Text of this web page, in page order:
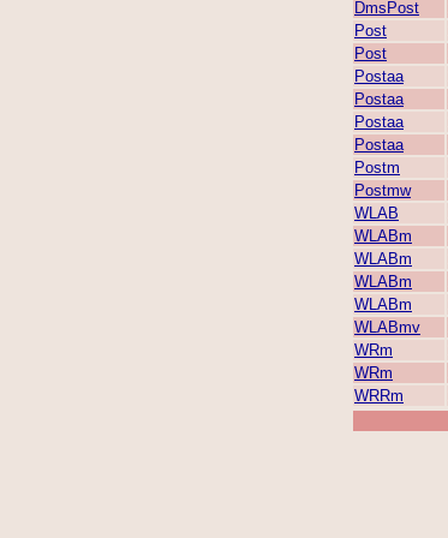
DmsPost
Post
Post
Postaa
Postaa
Postaa
Postaa
Postm
Postmw
WLAB
WLABm
WLABm
WLABm
WLABm
WLABmv
WRm
WRm
WRRm